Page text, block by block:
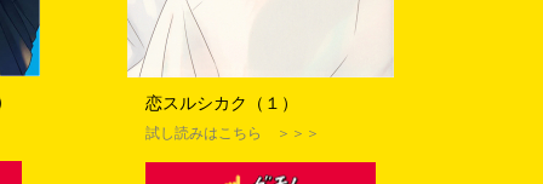
ねます。 なお、無
恋スルシカク（１）
試し読みはこちら ＞＞＞